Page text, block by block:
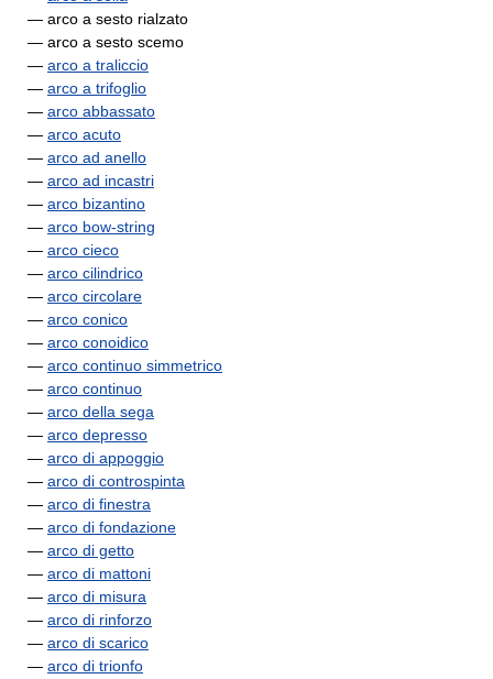
— arco a sesto rialzato
— arco a sesto scemo
— arco a traliccio
— arco a trifoglio
— arco abbassato
— arco acuto
— arco ad anello
— arco ad incastri
— arco bizantino
— arco bow-string
— arco cieco
— arco cilindrico
— arco circolare
— arco conico
— arco conoidico
— arco continuo simmetrico
— arco continuo
— arco della sega
— arco depresso
— arco di appoggio
— arco di controspinta
— arco di finestra
— arco di fondazione
— arco di getto
— arco di mattoni
— arco di misura
— arco di rinforzo
— arco di scarico
— arco di trionfo